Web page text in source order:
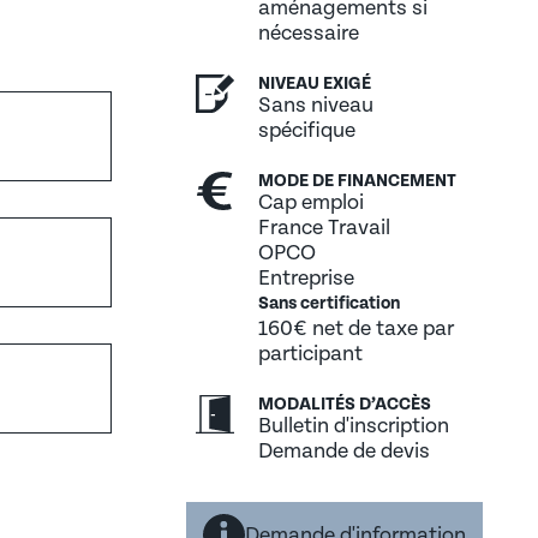
aménagements si
nécessaire
NIVEAU EXIGÉ
Sans niveau
spécifique
MODE DE FINANCEMENT
Cap emploi
France Travail
OPCO
Entreprise
Sans certification
160€ net de taxe par
participant
MODALITÉS D’ACCÈS
Bulletin d'inscription
Demande de devis